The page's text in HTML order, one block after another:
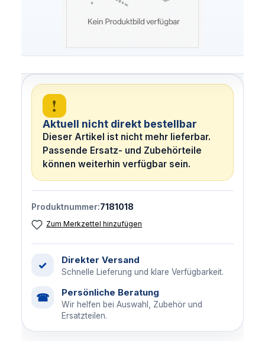
!
Aktuell nicht direkt bestellbar
Dieser Artikel ist nicht mehr lieferbar.
Passende Ersatz- und Zubehörteile
können weiterhin verfügbar sein.
Produktnummer:7181018
Zum Merkzettel hinzufügen
✓ Direkter Versand
Schnelle Lieferung und klare Verfügbarkeit.
☎ Persönliche Beratung
Wir helfen bei Auswahl, Zubehör und
Ersatzteilen.